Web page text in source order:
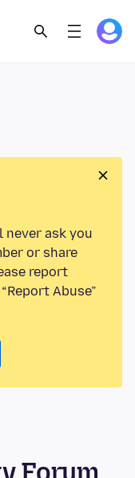
never ask you
or share
report
Abuse”